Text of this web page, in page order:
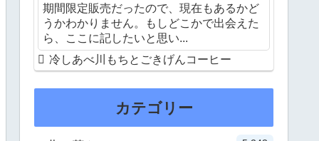
期間限定販売だったので、現在もあるかど
うかわかりません。もしどこかで出会えた
ら、ここに記したいと思い...
冷しあべ川もちとごきげんコーヒー
カテゴリー